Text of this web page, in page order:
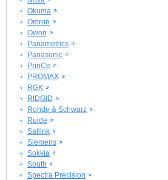
Okuma
Omron
Owon
Panametrics
Panasonic
PrinCe
PROMAX
RGK
RIDGID
Rohde & Schwarz
Ruide
Satlink
Siemens
Sokkia
South
Spectra Precision